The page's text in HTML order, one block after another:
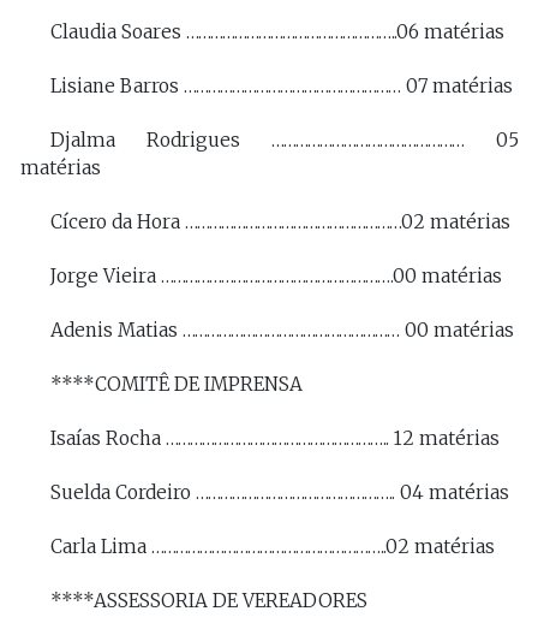
Claudia Soares ……………………………………………..06 matérias
Lisiane Barros ……………………………………………… 07 matérias
Djalma Rodrigues ………………………………………… 05
matérias
Cícero da Hora ………………………………………………02 matérias
Jorge Vieira ………………………………………………….00 matérias
Adenis Matias ……………………………………………… 00 matérias
****COMITÊ DE IMPRENSA
Isaías Rocha ……………………………………………….. 12 matérias
Suelda Cordeiro ………………………………………….. 04 matérias
Carla Lima …………………………………………………..02 matérias
****ASSESSORIA DE VEREADORES